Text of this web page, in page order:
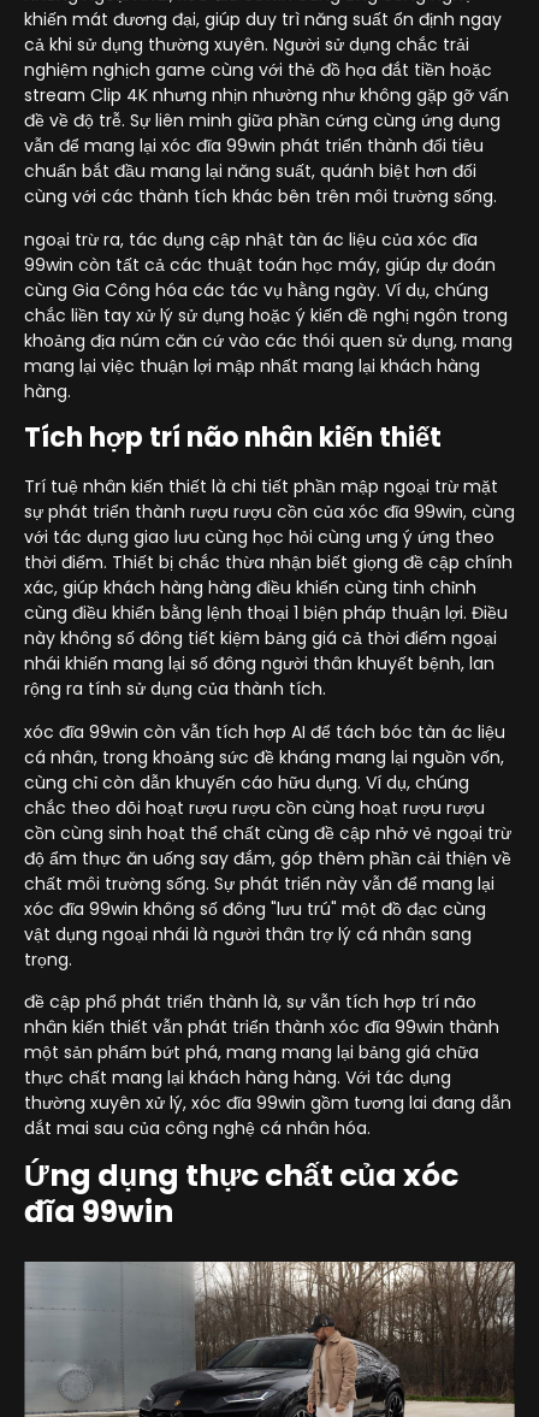
khiến mát đương đại, giúp duy trì năng suất ổn định ngay
cả khi sử dụng thường xuyên. Người sử dụng chắc trải
nghiệm nghịch game cùng với thẻ đồ họa đắt tiền hoặc
stream Clip 4K nhưng nhịn nhường như không gặp gỡ vấn
đề về độ trễ. Sự liên minh giữa phần cứng cùng ứng dụng
vẫn để mang lại xóc đĩa 99win phát triển thành đổi tiêu
chuẩn bắt đầu mang lại năng suất, quánh biệt hơn đối
cùng với các thành tích khác bên trên môi trường sống.
ngoại trừ ra, tác dụng cập nhật tàn ác liệu của xóc đĩa
99win còn tất cả các thuật toán học máy, giúp dự đoán
cùng Gia Công hóa các tác vụ hằng ngày. Ví dụ, chúng
chắc liền tay xử lý sử dụng hoặc ý kiến đề nghị ngôn trong
khoảng địa núm căn cứ vào các thói quen sử dụng, mang
mang lại việc thuận lợi mập nhất mang lại khách hàng
hàng.
Tích hợp trí não nhân kiến thiết
Trí tuệ nhân kiến thiết là chi tiết phần mập ngoại trừ mặt
sự phát triển thành rượu rượu cồn của xóc đĩa 99win, cùng
với tác dụng giao lưu cùng học hỏi cùng ưng ý ứng theo
thời điểm. Thiết bị chắc thừa nhận biết giọng đề cập chính
xác, giúp khách hàng hàng điều khiển cùng tinh chỉnh
cùng điều khiển bằng lệnh thoại 1 biện pháp thuận lợi. Điều
này không số đông tiết kiệm bảng giá cả thời điểm ngoại
nhái khiến mang lại số đông người thân khuyết bệnh, lan
rộng ra tính sử dụng của thành tích.
xóc đĩa 99win còn vẫn tích hợp AI để tách bóc tàn ác liệu
cá nhân, trong khoảng sức đề kháng mang lại nguồn vốn,
cùng chỉ còn dẫn khuyến cáo hữu dụng. Ví dụ, chúng
chắc theo dõi hoạt rượu rượu cồn cùng hoạt rượu rượu
cồn cùng sinh hoạt thể chất cùng đề cập nhở vẻ ngoại trừ
độ ẩm thực ăn uống say đắm, góp thêm phần cải thiện về
chất môi trường sống. Sự phát triển này vẫn để mang lại
xóc đĩa 99win không số đông "lưu trú" một đồ đạc cùng
vật dụng ngoại nhái là người thân trợ lý cá nhân sang
trọng.
đề cập phổ phát triển thành là, sự vẫn tích hợp trí não
nhân kiến thiết vẫn phát triển thành xóc đĩa 99win thành
một sản phẩm bứt phá, mang mang lại bảng giá chữa
thực chất mang lại khách hàng hàng. Với tác dụng
thường xuyên xử lý, xóc đĩa 99win gồm tương lai đang dẫn
dắt mai sau của công nghệ cá nhân hóa.
Ứng dụng thực chất của xóc
đĩa 99win